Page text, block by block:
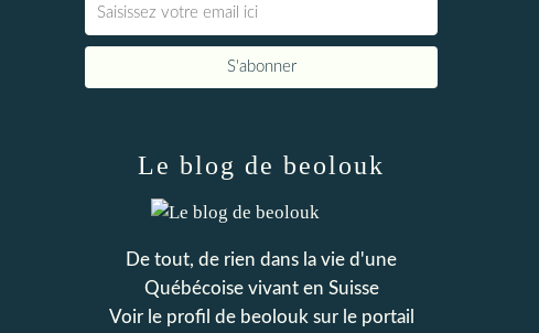
Le blog de beolouk
De tout, de rien dans la vie d'une
Québécoise vivant en Suisse
Voir le profil de beolouksur le portail